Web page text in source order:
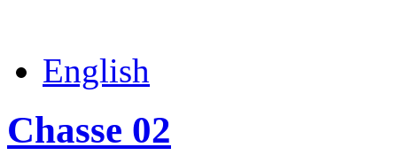
English
Chasse 02